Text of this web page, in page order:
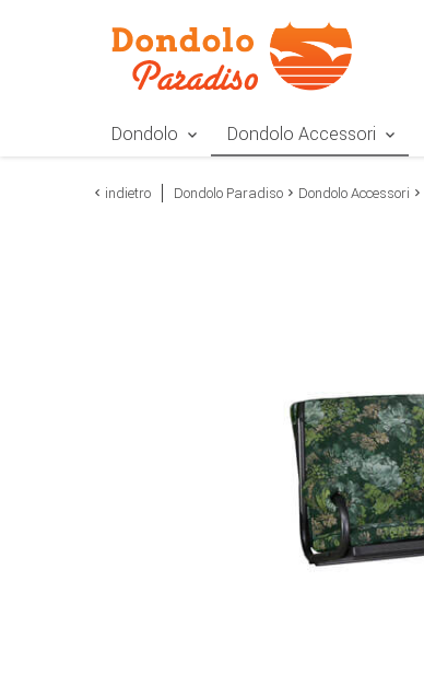
Dondolo Dondolo Accessori
indietro Dondolo Paradiso Dondolo Accessori